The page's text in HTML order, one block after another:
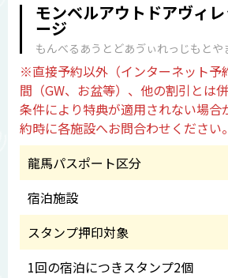
モンベルアウトドアヴィ
ージ
もんべるあうとどあゔぃれっじもとや
※直接予約以外（インターネット予
間（GW、お盆等）、他の割引とは
条件により特典が適用されない場合
約時に各施設へお問合わせください。
龍馬パスポート区分
宿泊施設
スタンプ押印対象
1回の宿泊につきスタンプ2個